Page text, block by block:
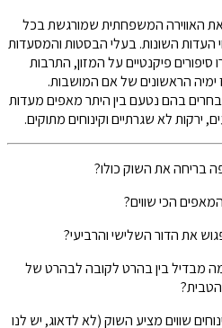
האווירה המשפחתית שמורגשת בכל
השונות. בעלי הבסטות והמסעדות
סיפורים פיקנטיים על המזון, התרבות
ימיה הראשונים של אם המושבות.
בהם נטעם בין היתר מאפים מעדות
ירקות לא שגרתיים וקינוחים מתוקים.
בריחה את השוק כולו?
הכי שווים?
את הדור השלישי והרביעי?
מבדיל בין בהרט לקובה לבהרט של
הטבית?
שווים מציע השוק (לא לדאוג, יש לנו